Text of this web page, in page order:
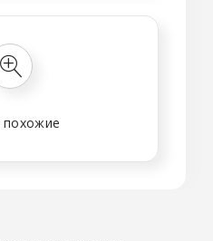
похожие